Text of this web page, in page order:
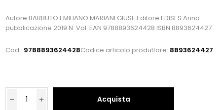
Autore BARBUTO EMILIANO MARIANI GIUSE Editore EDISES Anno
pubblicazione 2019 N. Vol. EAN 9788893624428 ISBN 8893624427
Cod.: 9788893624428Codice articolo produttore: 8893624427
Acquista